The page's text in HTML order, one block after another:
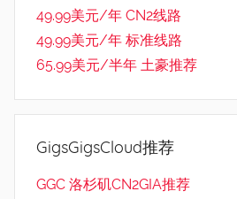
49.99美元/年 CN2线路
49.99美元/年 标准线路
65.99美元/半年 土豪推荐
GigsGigsCloud推荐
GGC 洛杉矶CN2GIA推荐